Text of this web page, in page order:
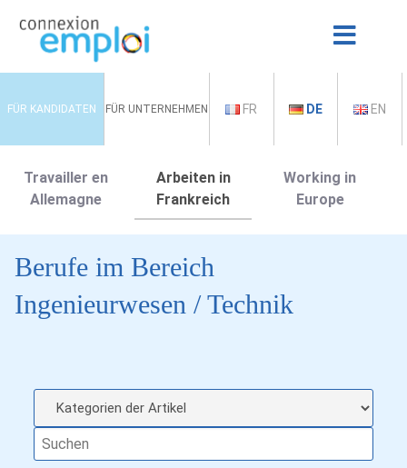
FÜR KANDIDATEN FÜR UNTERNEHMEN FR DE EN
Travailler en
Allemagne
Arbeiten in
Frankreich
Working in
Europe
Berufe im Bereich
Ingenieurwesen / Technik